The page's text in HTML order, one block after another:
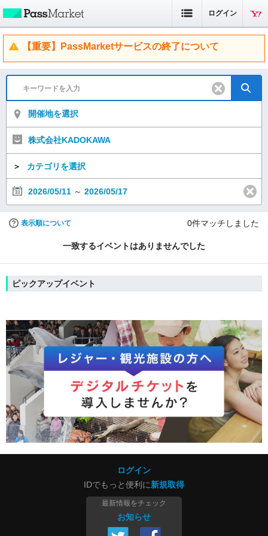
ログイン
【重要】PassMarketサービスの終了について
開催地を選択
株式会社KADOKAWA
＞ カテゴリを選択
2026/05/11 ～ 2026/05/17
表示順について 0件マッチしました
一致するイベントはありませんでした
ピックアップイベント
ログイン
IDでもっと便利に新規取得
最新情報をチェック
お知らせ